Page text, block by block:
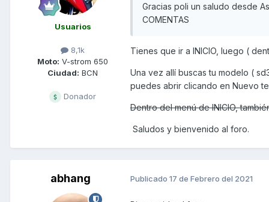
Usuarios
8,1k
Moto: V-strom 650
Ciudad: BCN
Donador
Gracias poli un saludo desde
COMENTAS
Tienes que ir a INICIO, luego (
Una vez allí buscas tu modelo (
puedes abrir clicando en Nuevo
Dentro del menú de INICIO,
Saludos y bienvenido al foro.
abhang Publicado 17 de Febrero del 2021